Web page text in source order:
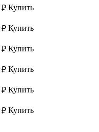
₽ Купить
₽ Купить
₽ Купить
₽ Купить
₽ Купить
₽ Купить